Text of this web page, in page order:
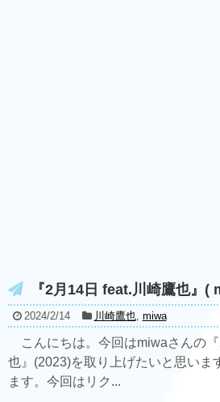
『2月14日 feat.川崎鷹也』(
2024/2/14 川崎鷹也, miwa
こんにちは。今回はmiwaさんの
也』(2023)を取り上げたいと思いま
ます。今回はリク...